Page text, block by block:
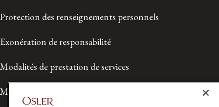
Protection des renseignements personnels
Exonération de responsabilité
Modalités de prestation de services
Modalités d'utilisation